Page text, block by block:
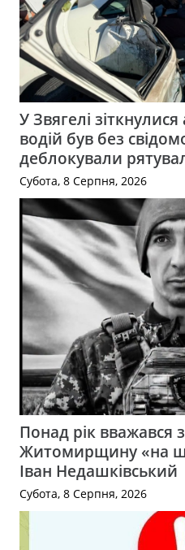
У Звягелі
водій був без
деблокували
Субота, 8 Серпня, 2026
Понад рік вважався
Житомирщину «на
Іван Недашківський
Субота, 8 Серпня, 2026